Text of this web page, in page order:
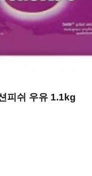
피쉬 우유 1.1kg